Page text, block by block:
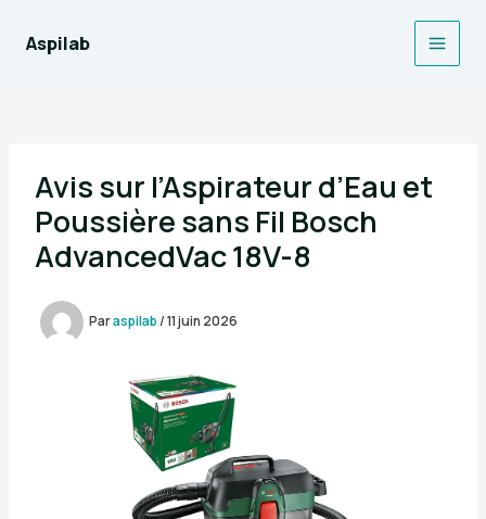
contenu
Aspilab
Main
Avis sur l’Aspirateur d’Eau et
Poussière sans Fil Bosch
AdvancedVac 18V-8
Paraspilab/11 juin 2026